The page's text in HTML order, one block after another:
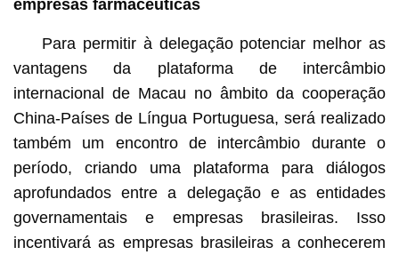
empresas farmacêuticas
Para permitir à delegação potenciar melhor as
vantagens da plataforma de intercâmbio
internacional de Macau no âmbito da cooperação
China-Países de Língua Portuguesa, será realizado
também um encontro de intercâmbio durante o
período, criando uma plataforma para diálogos
aprofundados entre a delegação e as entidades
governamentais e empresas brasileiras. Isso
incentivará as empresas brasileiras a conhecerem